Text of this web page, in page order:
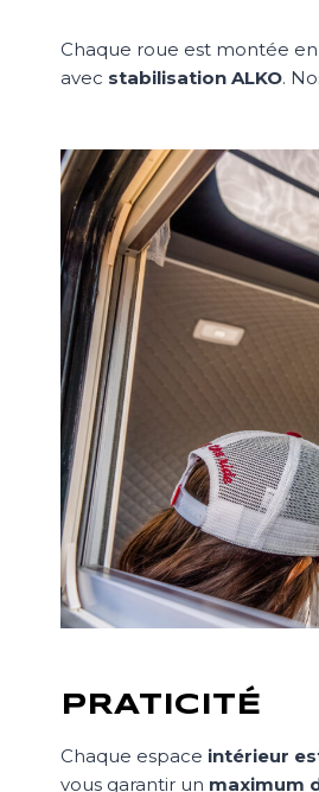
Chaque roue est montée en
avec stabilisation ALKO.
PRATICITÉ
Chaque espace intérieur
vous garantir un maximum